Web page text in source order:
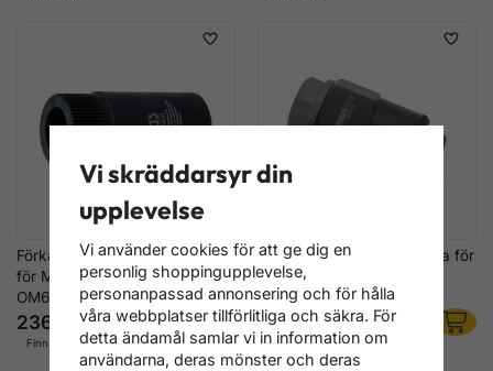
Förkammare-Hylsa 58 Tänder
för Mercedes-Benz OM601–
OM662 Dieselmotorer
236 kr
Finns i lager
Förkammare-Låsringshylsa för
Mercedes OM615–OM636
Dieselmotorer
516 kr
Finns i lager
Vi skräddarsyr din
upplevelse
Vi använder cookies för att ge dig en
personlig shoppingupplevelse,
personanpassad annonsering och för hålla
våra webbplatser tillförlitliga och säkra. För
detta ändamål samlar vi in information om
användarna, deras mönster och deras